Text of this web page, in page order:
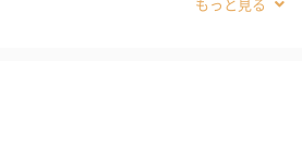
肌を健やかに保ち、体温調整が苦手な
ようサポートしてくれます。
#40代